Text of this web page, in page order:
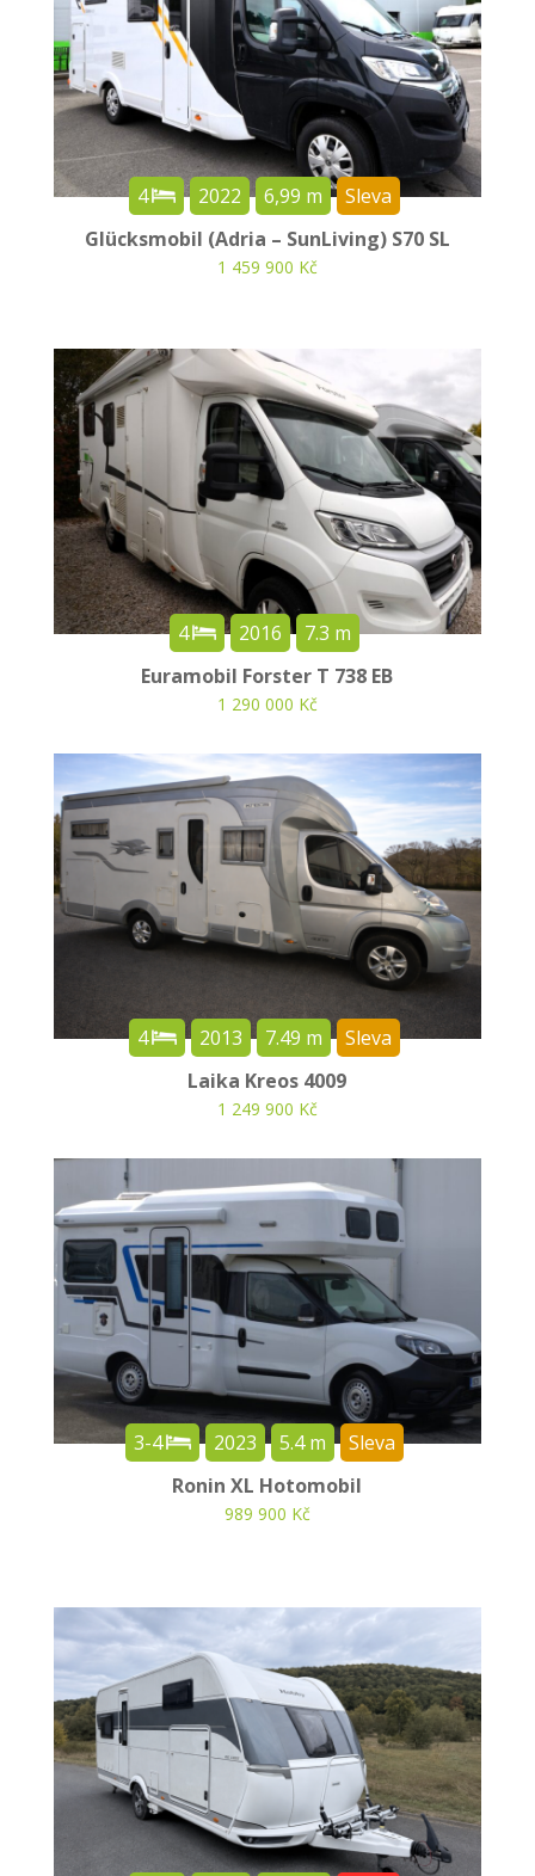
4 2022 6,99 m
Sleva
Glücksmobil (Adria – SunLiving) S70 SL
1 459 900 Kč
4 2016
7.3 m
Euramobil Forster T 738 EB
1 290 000 Kč
4 2013 7.49 m
Sleva
Laika Kreos 4009
1 249 900 Kč
3-4 2023 5.4 m
Sleva
Ronin XL Hotomobil
989 900 Kč